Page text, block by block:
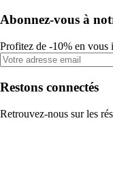
Abonnez-vous à
Profitez de -10% en vous
Restons connectés
Retrouvez-nous sur les